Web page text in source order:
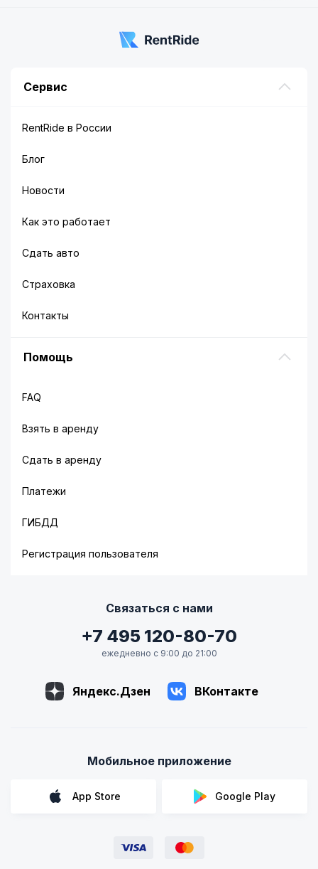
Сервис
RentRide в России
Блог
Новости
Как это работает
Сдать авто
Страховка
Контакты
Помощь
FAQ
Взять в аренду
Сдать в аренду
Платежи
ГИБДД
Регистрация пользователя
Связаться с нами
+7 495 120-80-70
ежедневно с 9:00 до 21:00
Яндекс.Дзен ВКонтакте
Мобильное приложение
App Store Google Play